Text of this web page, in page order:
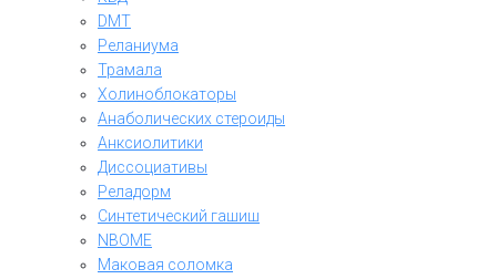
DMT
Реланиума
Трамала
Холиноблокаторы
Анаболических стероиды
Анксиолитики
Диссоциативы
Реладорм
Синтетический гашиш
NBOME
Маковая соломка